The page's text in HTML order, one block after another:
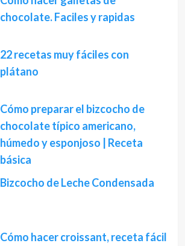
chocolate. Faciles y rapidas
22 recetas muy fáciles con
plátano
Cómo preparar el bizcocho de
chocolate típico americano,
húmedo y esponjoso | Receta
básica
Bizcocho de Leche Condensada
Cómo hacer croissant, receta fácil